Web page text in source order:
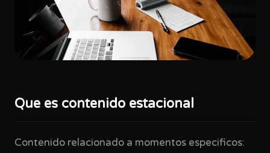
Que es contenido estacional
Contenido relacionado a momentos especificos: